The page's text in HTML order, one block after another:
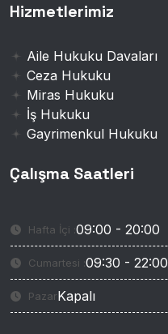
Hizmetlerimiz
Aile Hukuku Davaları
Ceza Hukuku
Miras Hukuku
İş Hukuku
Gayrimenkul Hukuku
Çalışma Saatleri
Hafta İçi :09:00 - 20:00
Cumartesi :09:30 - 22:00
PazarKapalı